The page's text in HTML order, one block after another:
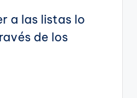
a las listas lo
de los